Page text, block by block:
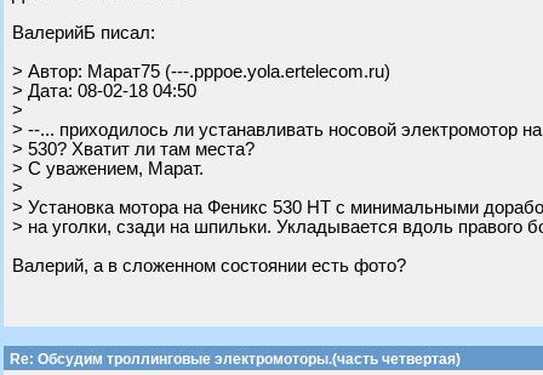
ВалерийБ писал:
> Автор: Марат75 (---.pppoe.yola.ertelecom.ru)
> Дата: 08-02-18 04:50
>
> --... приходилось ли устанавливать носовой электромотор
> 530? Хватит ли там места?
> С уважением, Марат.
>
> Установка мотора на Феникс 530 НТ с минимальными
> на уголки, сзади на шпильки. Укладывается вдоль правого
Валерий, а в сложенном состоянии есть фото?
Re: Обсудим троллинговые электромоторы.(часть четвертая)